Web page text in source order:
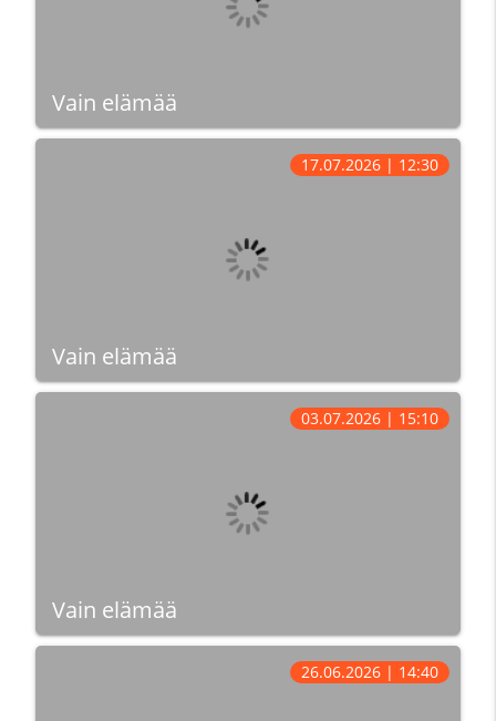
Vain elämää
Vain elämää
17.07.2026 | 12:30
Vain elämää
03.07.2026 | 15:10
26.06.2026 | 14:40